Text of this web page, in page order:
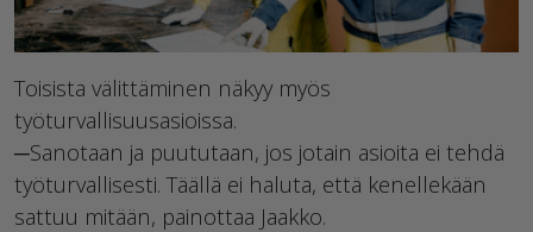
Toisista välittäminen näkyy myös
työturvallisuusasioissa.
─Sanotaan ja puututaan, jos jotain asioita ei tehdä
työturvallisesti. Täällä ei haluta, että kenellekään
sattuu mitään, painottaa Jaakko.